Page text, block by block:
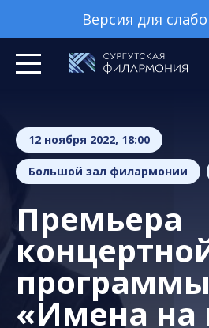
Версия для
12 ноября 2022, 18:00
Большой зал филармонии
Премьера
программы
«Имена на